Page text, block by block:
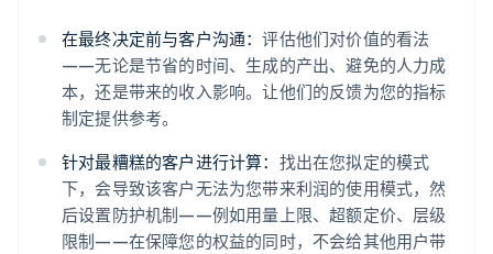
在最终决定前与客户沟通：评估他们对价值的看法
——无论是节省的时间、生成的产出、避免的人力成
本，还是带来的收入影响。让他们的反馈为您的指标
制定提供参考。
针对最糟糕的客户进行计算： 找出在您拟定的模式
下，会导致该客户无法为您带来利润的使用模式，然
后设置防护机制——例如用量上限、超额定价、层级
限制——在保障您的权益的同时，不会给其他用户带